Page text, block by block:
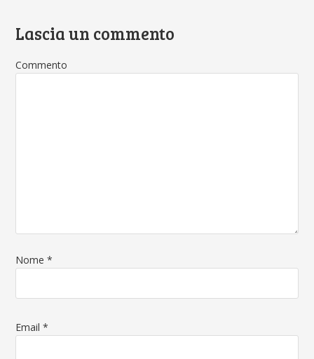
Lascia un commento
Commento
Nome *
Email *